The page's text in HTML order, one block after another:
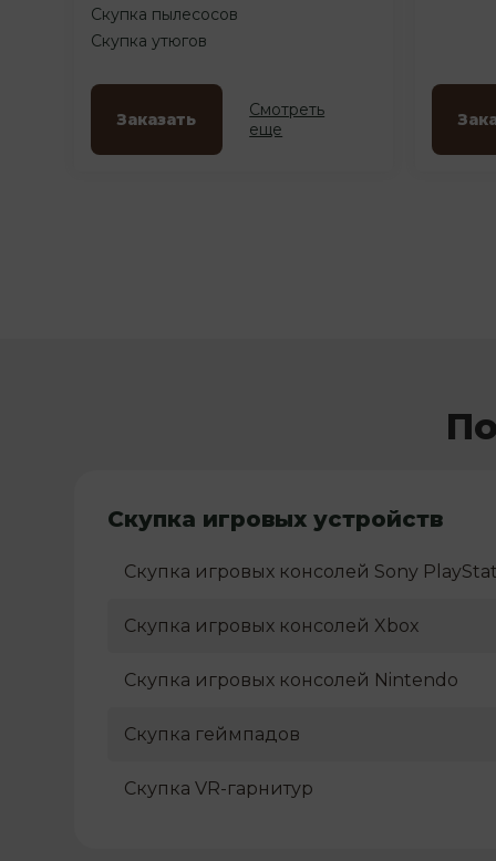
Скупка пылесосов
Скупка утюгов
Заказать
Смотреть
еще
Скупка игровых устройств
Скупка игровых консолей Sony
Скупка игровых консолей Xbox
Скупка игровых консолей Nintendo
Скупка геймпадов
Скупка VR-гарнитур